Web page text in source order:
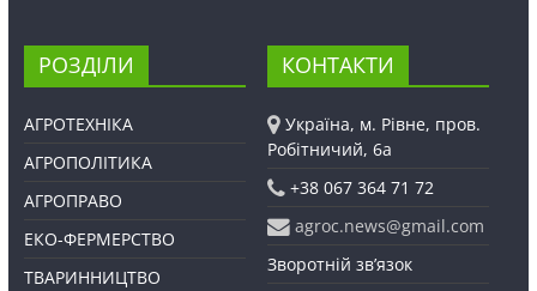
РОЗДІЛИ
АГРОТЕХНІКА
АГРОПОЛІТИКА
АГРОПРАВО
ЕКО-ФЕРМЕРСТВО
ТВАРИННИЦТВО
КОНТАКТИ
Україна, м. Рівне, пров.
Робітничий, 6а
+38 067 364 71 72
agroc.news@gmail.com
Зворотній зв’язок